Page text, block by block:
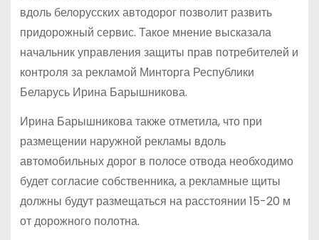
вдоль белорусских автодорог позволит развить
придорожный сервис. Такое мнение высказала
начальник управления защиты прав потребителей и
контроля за рекламой Минторга Республики
Беларусь Ирина Барышникова.
Ирина Барышникова также отметила, что при
размещении наружной рекламы вдоль
автомобильных дорог в полосе отвода необходимо
будет согласие собственника, а рекламные щиты
должны будут размещаться на расстоянии 15-20 м
от дорожного полотна.